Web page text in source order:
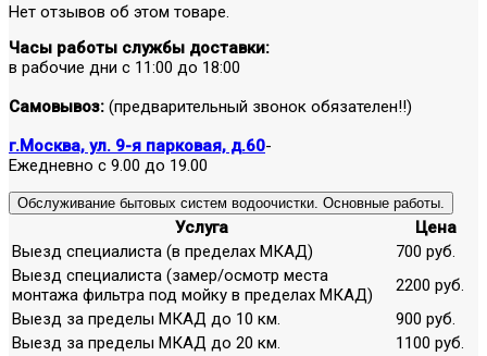
Нет отзывов об этом товаре.
Часы работы службы доставки:
в рабочие дни с 11:00 до 18:00
Самовывоз: (предварительный звонок обязателен!!)
г.Москва, ул. 9-я парковая, д.60-
Ежедневно с 9.00 до 19.00
Обслуживание бытовых систем водоочистки. Основные работы.
Услуга
Цена
Выезд специалиста (в пределах МКАД)
700 руб.
Выезд специалиста (замер/осмотр места
монтажа фильтра под мойку в пределах МКАД)
2200 руб.
Выезд за пределы МКАД до 10 км.
900 руб.
Выезд за пределы МКАД до 20 км.
1100 руб.